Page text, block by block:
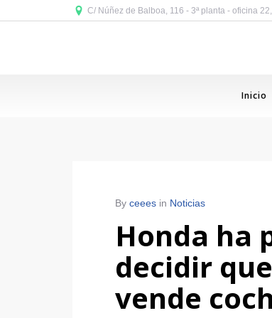
C/ Núñez de Balboa, 116 - 3ª planta - oficina
Inicio
By ceees in Noticias
Honda ha
decidir
vende